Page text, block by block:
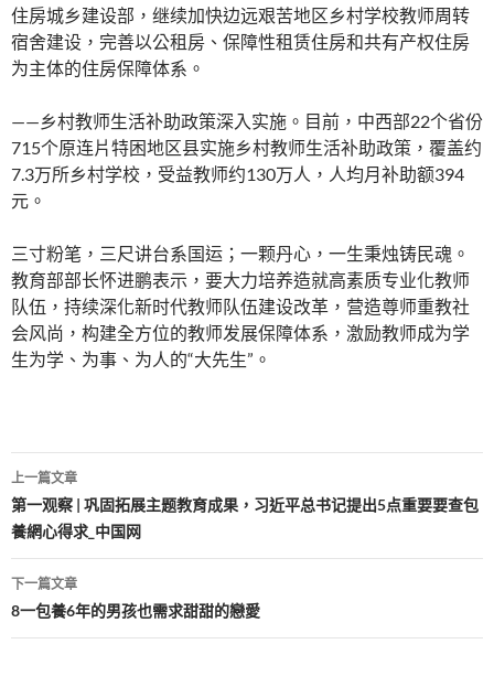
住房城乡建设部，继续加快边远艰苦地区乡村学校教师周转
宿舍建设，完善以公租房、保障性租赁住房和共有产权住房
为主体的住房保障体系。
——乡村教师生活补助政策深入实施。目前，中西部22个省份
715个原连片特困地区县实施乡村教师生活补助政策，覆盖约
7.3万所乡村学校，受益教师约130万人，人均月补助额394
元。
三寸粉笔，三尺讲台系国运；一颗丹心，一生秉烛铸民魂。
教育部部长怀进鹏表示，要大力培养造就高素质专业化教师
队伍，持续深化新时代教师队伍建设改革，营造尊师重教社
会风尚，构建全方位的教师发展保障体系，激励教师成为学
生为学、为事、为人的“大先生”。
文
章
導
覽
上一篇文章
第一观察 | 巩固拓展主题教育成果，习近平总书记提出5点重要要查包
養網心得求_中国网
下一篇文章
8一包養6年的男孩也需求甜甜的戀愛